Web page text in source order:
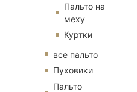
Пальто на
меху
Куртки
все пальто
Пуховики
Пальто